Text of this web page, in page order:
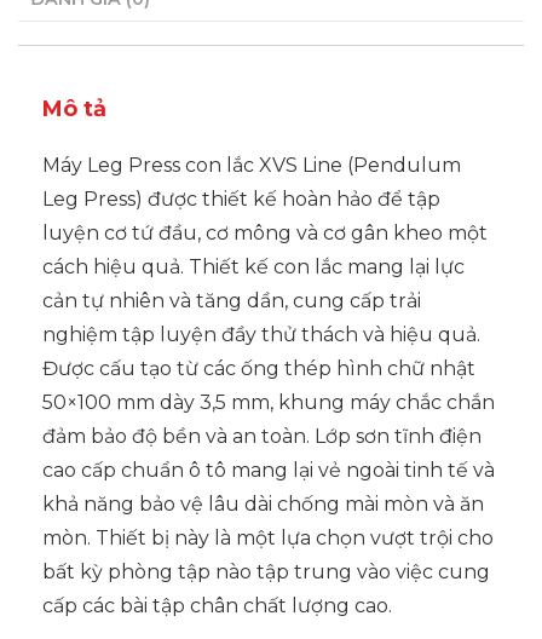
Mô tả
Máy Leg Press con lắc XVS Line (Pendulum
Leg Press) được thiết kế hoàn hảo để tập
luyện cơ tứ đầu, cơ mông và cơ gân kheo một
cách hiệu quả. Thiết kế con lắc mang lại lực
cản tự nhiên và tăng dần, cung cấp trải
nghiệm tập luyện đầy thử thách và hiệu quả.
Được cấu tạo từ các ống thép hình chữ nhật
50×100 mm dày 3,5 mm, khung máy chắc chắn
đảm bảo độ bền và an toàn. Lớp sơn tĩnh điện
cao cấp chuẩn ô tô mang lại vẻ ngoài tinh tế và
khả năng bảo vệ lâu dài chống mài mòn và ăn
mòn. Thiết bị này là một lựa chọn vượt trội cho
bất kỳ phòng tập nào tập trung vào việc cung
cấp các bài tập chân chất lượng cao.